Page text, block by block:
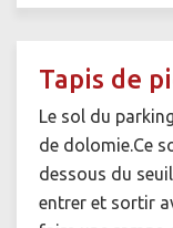
Tapis de
Le sol du
de dolomie.Ce
dessous du
entrer et sortir